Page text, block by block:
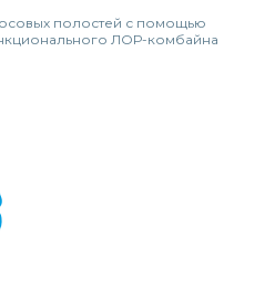
полостей с помощью
ЛОР-комбайна